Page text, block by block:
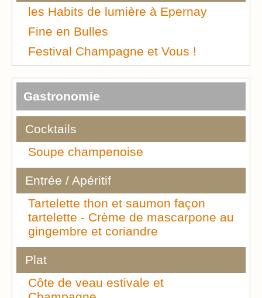
les Habits de lumière à Epernay
Fine en Bulles
Festival Champagne et Vous !
Gastronomie
Cocktails
Soupe champenoise
Entrée / Apéritif
Tartelette thon et saumon façon
tartelette - Crème de mascarpone au
gingembre et coriandre
Plat
Côte de veau estivale et